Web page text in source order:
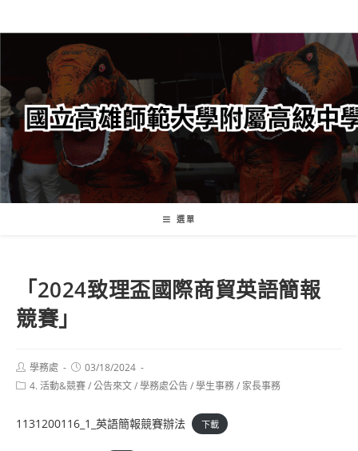
轉
要
內
容
選單
「2024致理盃國際商貿英語簡報
競賽」
Post
author:
學務處
Post
published:
03/18/2024
Post4. 活動&競賽/公告來文/學務處公告/學生事務/ 家長事務
1131200116_1_英語簡報競賽辦法 下載